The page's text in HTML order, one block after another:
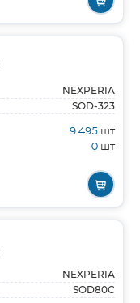
NEXPERIA
SOD-323
9 495 шт
0 шт
NEXPERIA
SOD80C